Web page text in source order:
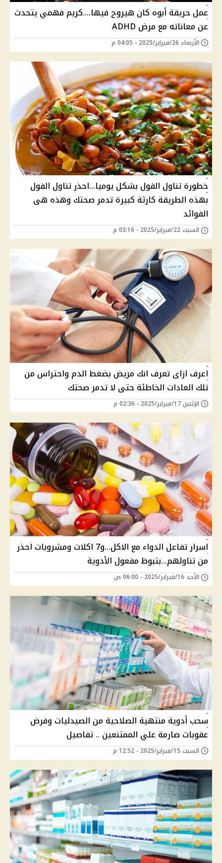
عمل حريقة أبوه كان هيروح فيها....كريم فهمي يتحدث
عن معاناته مع مرض ADHD
الأربعاء 26/فبراير/2025 - 04:05 م
خطورة تناول الفول بشكل يوميا...احذر تناول الفول
بهذه الطريقة كارثة كبيرة تدمر صحتك وهذه هى
الفوائد
السبت 22/فبراير/2025 - 03:16 م
اعرف ازاى تعرف انك مريض بضغط الدم واحتراس من
تلك العادات الخاطئة حتى لا تدمر صحتك
الإثنين 17/فبراير/2025 - 02:36 م
اسرار تفاعل الدواء مع الاكل...و7 اكلات ومشروبات احذر
من تناولهم...بتبوظ مفعول الأدوية
الأحد 16/فبراير/2025 - 06:00 ص
سحب أدوية منتهية الصلاحية من الصيدليات وفرض
عقوبات صارمة علي الممتنعين .. تفاصيل
السبت 15/فبراير/2025 - 12:52 م